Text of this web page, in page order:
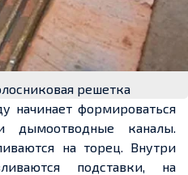
решетка
начинает формироваться
дымоотводные каналы.
на торец. Внутри
подставки, на